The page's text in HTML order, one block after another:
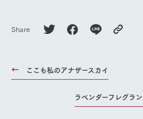
Share
ここも私のアナザースカイ
ラベンダーフレグラ